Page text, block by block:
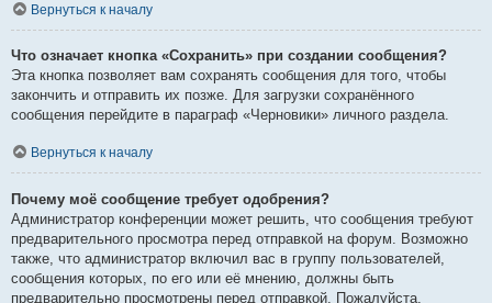
Вернуться к началу
Что означает кнопка «Сохранить» при создании сообщения?
Эта кнопка позволяет вам сохранять сообщения для того, чтобы
закончить и отправить их позже. Для загрузки сохранённого
сообщения перейдите в параграф «Черновики» личного раздела.
Вернуться к началу
Почему моё сообщение требует одобрения?
Администратор конференции может решить, что сообщения требуют
предварительного просмотра перед отправкой на форум. Возможно
также, что администратор включил вас в группу пользователей,
сообщения которых, по его или её мнению, должны быть
предварительно просмотрены перед отправкой. Пожалуйста,